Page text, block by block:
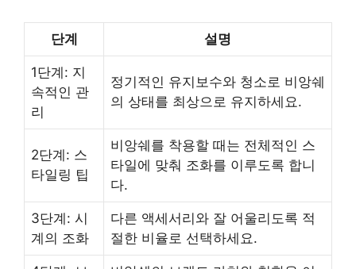
단계 설명
1단계: 지
속적인 관
리
정기적인 유지보수와 청소로 비앙쉐
의 상태를 최상으로 유지하세요.
2단계: 스
타일링 팁
비앙쉐를 착용할 때는 전체적인 스
타일에 맞춰 조화를 이루도록 합니
다.
3단계: 시
계의 조화
다른 액세서리와 잘 어울리도록 적
절한 비율로 선택하세요.